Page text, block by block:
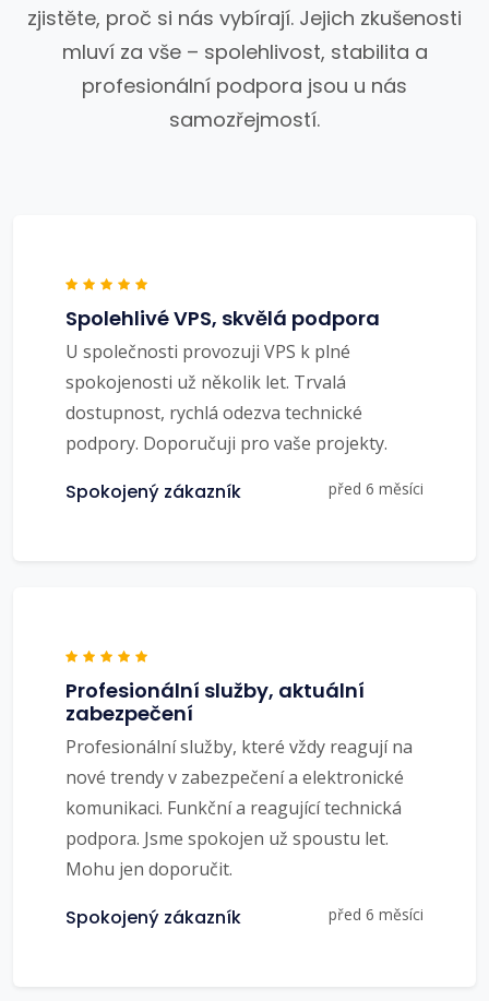
zjistěte, proč si nás vybírají. Jejich zkušenosti
mluví za vše – spolehlivost, stabilita a
profesionální podpora jsou u nás
samozřejmostí.
Spolehlivé VPS, skvělá podpora
U společnosti provozuji VPS k plné
spokojenosti už několik let. Trvalá
dostupnost, rychlá odezva technické
podpory. Doporučuji pro vaše projekty.
Spokojený zákazník před 6 měsíci
Profesionální služby, aktuální
zabezpečení
Profesionální služby, které vždy reagují na
nové trendy v zabezpečení a elektronické
komunikaci. Funkční a reagující technická
podpora. Jsme spokojen už spoustu let.
Mohu jen doporučit.
Spokojený zákazník před 6 měsíci